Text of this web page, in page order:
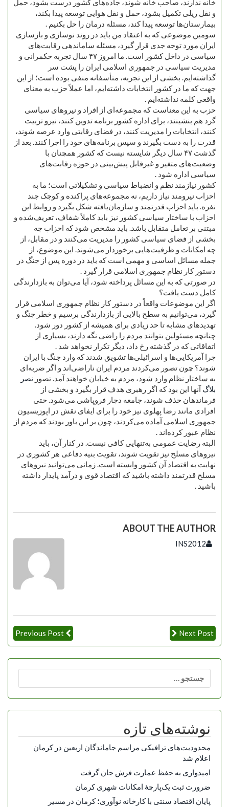
خانه ندارند، صاحب خانه شوند، جاده‌های کشور درست بشود، حمل
و نقل ریلی تکمیل بشود، حمل و نقل هوایی توسعه پیدا بکند،
بیمارستان‌ها توسعه پیدا کند، مسئله درمان را حل بکنیم .
سومین موضوعی که به اعتقاد من باید در روند نوسازی و بازسازی
ایران مورد توجه جدی قرار گیرد، مسئله ساماندهی رقابت‌های
سیاسی در داخل کشور است. ما امروز ۴۷ سال تجربه حکمرانی و
مدیریت سیاسی در جمهوری اسلامی ایران را پشت سر
گذاشته‌ایم. بخشی از این تجربه، متأسفانه منفی بوده است؛ از این
جهت که ما در کشور انتخابات داشته‌ایم، اما عملاً حزب به معنای
واقعی کلمه نداشته‌ایم .
حزب به این معناست که مجموعه‌ای از افراد و نیروهای سیاسی
گرد هم بنشینند، برای اداره کشور برنامه تدوین کنند، نیرو تربیت
کنند، انتخابات را مدیریت کنند، در فضای رقابتی وارد عرصه شوند،
قدرت را به دست بگیرند و سپس برنامه‌های خود را اجرا کنند. بعد از
گذشت ۴۷ سال دیگر شایسته نیست که کشور همچنان با
وضعیت‌های متغیر و غیرقابل پیش‌بینی در حوزه رقابت‌های
سیاسی اداره شود .
کشور نیازمند نظم و انضباط سیاسی و تشکیلاتی است؛ ما به
احزاب نیرومند نیاز داریم، نه مجموعه‌های پراکنده و کوچک چند
نفره. باید احزاب قدرتمند و سازمان‌یافته شکل بگیرد و روابط این
احزاب با ساختار سیاسی کشور نیز باید کاملاً شفاف، تعریف‌شده و
مبتنی بر تعامل متقابل باشد. باید مشخص شود که احزاب چه
بخشی از فضای سیاسی کشور را مدیریت می‌کنند و در مقابل، از
چه امکانات و ظرفیت‌هایی برخوردار می‌شوند. این موضوع، از
جمله مسائل اساسی و مهمی است که باید در دوره پس از جنگ در
دستور کار نظام جمهوری اسلامی قرار گیرد .
در صورتی که به این مسائل پرداخته شود، آیا می‌توان به بازدارندگی
کامل دست یافت؟
اگر این موضوعات واقعاً در دستور کار نظام جمهوری اسلامی قرار
گیرد، می‌توانیم به سطح بالایی از بازدارندگی برسیم و خطر جنگ و
تهدیدهای مشابه تا حد زیادی برای همیشه از کشور دور شود.
چنانچه مسئولین بتوانند مردم را راضی نگه دارند، بسیاری از
اتفاقاتی که در گذشته رخ داد، دیگر تکرار نخواهد شد .
چرا آمریکایی‌ها و اسرائیلی‌ها تشویق شدند که وارد جنگ با ایران
شوند؟ چون تصور می‌کردند مردم ایران ناراضی‌اند و اگر ضربه‌ای
به ساختار نظام وارد شود، مردم به خیابان خواهند آمد. تصور نصر
بلاگآنها این بود که اگر رهبری هدف قرار بگیرد و بخشی از
فرماندهان حذف شوند، جامعه دچار فروپاشی می‌شود. حتی
افرادی مانند رضا پهلوی نیز خود را برای ایفای نقش در اپوزیسیون
جمهوری اسلامی آماده می‌کردند، چون بر این باور بودند که مردم از
نظام عبور کرده‌اند .
البته رضایت عمومی به‌تنهایی کافی نیست. در کنار آن، باید
نیروهای مسلح نیز تقویت شوند، تقویت بنیه دفاعی هر کشوری در
نهایت به اقتصاد آن کشور وابسته است. زمانی می‌توانید نیروهای
مسلح قدرتمند داشته باشید که اقتصاد قوی و درآمد پایدار داشته
باشید .
ABOUT THE AUTHOR
INS2012
Previous Post Next Post
برای:
نوشته‌های تازه
محدودیت‌های ترافیکی مراسم جاماندگان اربعین در کرمان
اعلام شد
امیدواری به حفظ عمارت فرش جان گرفت
ضرورت ثبت یک‌پارچۀ امکانات شهری کرمان
پایان اقتصاد سنتی با کارخانه نوآوری؛ کرمان در مسیر